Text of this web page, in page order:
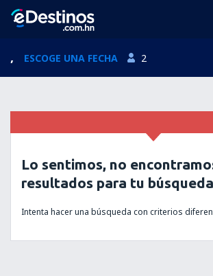
, ESCOGE UNA FECHA 2
Lo sentimos, no
resultados para tu búsqueda
Intenta hacer una búsqueda con criterios